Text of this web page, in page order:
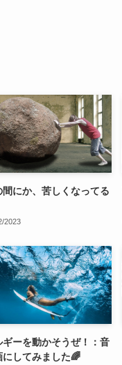
間にか、苦しくなってる
2023
ギーを動かそうぜ！：音
にしてみました🌈